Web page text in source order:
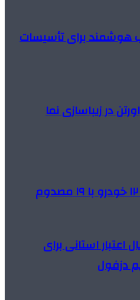
هوشمند برای تأسیسات
در زیباسازی نما
ریال اعتبار استانی برای
دزفول